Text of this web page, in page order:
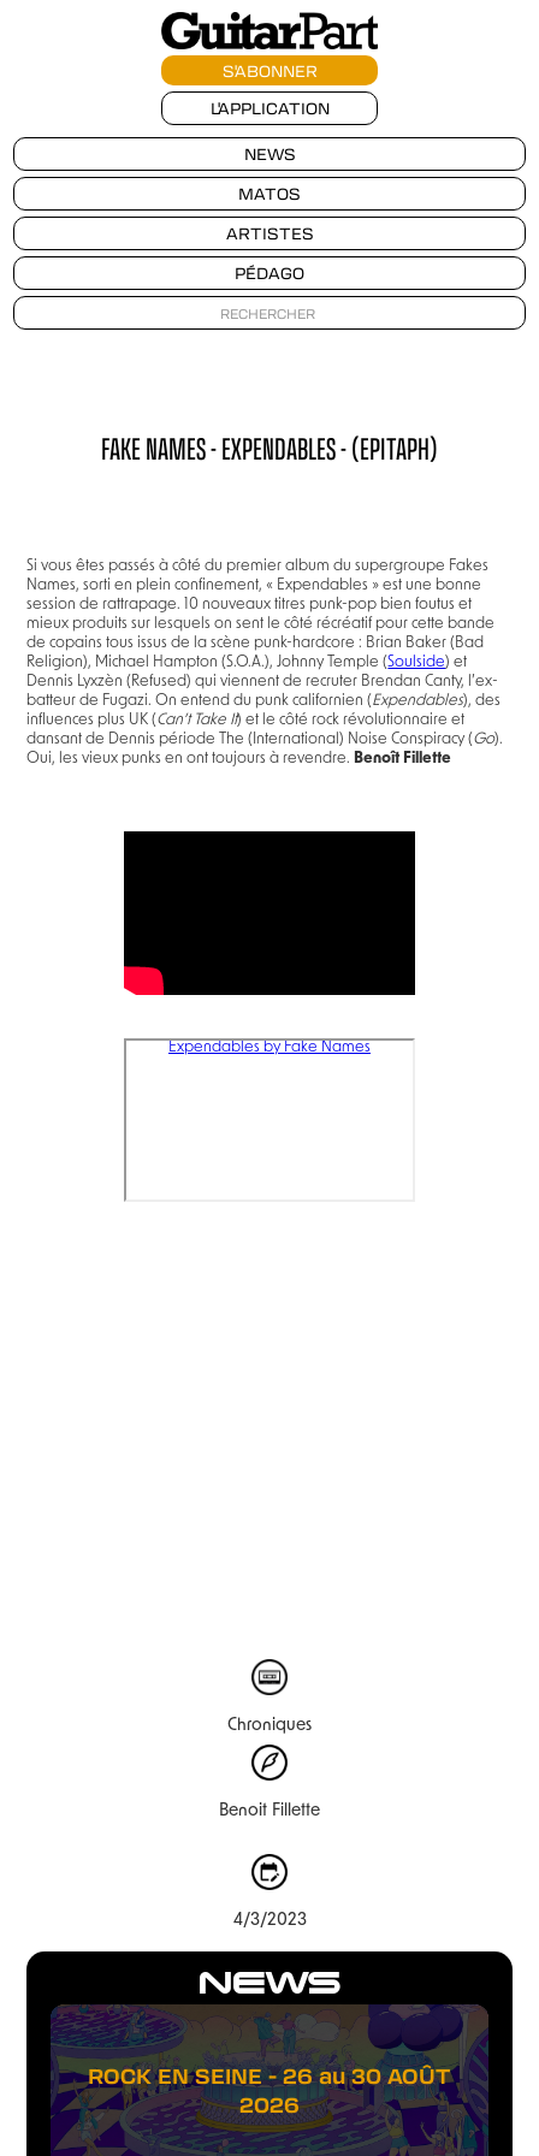
S'ABONNER
L'APPLICATION
NEWS
MATOS
ARTISTES
PÉDAGO
NEWS
ROCK EN SEINE - 26 au 30 AOÛT
2026
FAKE NAMES - EXPENDABLES - (EPITAPH)
Si vous êtes passés à côté du premier album du supergroupe Fakes
Names, sorti en plein confinement, « Expendables » est une bonne
session de rattrapage. 10 nouveaux titres punk-pop bien foutus et
mieux produits sur lesquels on sent le côté récréatif pour cette bande
de copains tous issus de la scène punk-hardcore : Brian Baker (Bad
Religion), Michael Hampton (S.O.A.), Johnny Temple (Soulside) et
Dennis Lyxzèn (Refused) qui viennent de recruter Brendan Canty, l’ex-
batteur de Fugazi. On entend du punk californien (Expendables), des
influences plus UK (Can’t Take It) et le côté rock révolutionnaire et
dansant de Dennis période The (International) Noise Conspiracy (Go).
Oui, les vieux punks en ont toujours à revendre. Benoît Fillette
Expendables by Fake Names
Chroniques
Benoit Fillette
4/3/2023